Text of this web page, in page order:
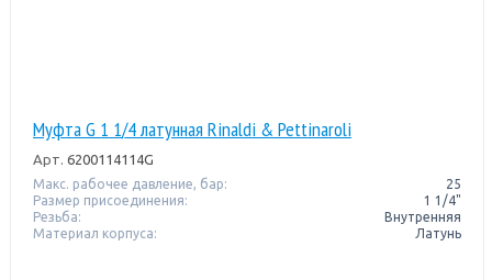
Муфта G 1 1/4 латунная Rinaldi & Pettinaroli
Арт. 6200114114G
Макс. рабочее давление, бар:
25
Размер присоединения:
1 1/4"
Резьба:
Внутренняя
Материал корпуса:
Латунь